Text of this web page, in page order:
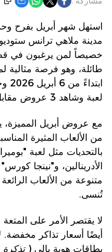
استهل شهر أبريل بفرح
مدينة ملاهي ترانس
خصيصاً لمن يرغبون في
طائلة، وهو فرصة مثالية
لعبة وشاهد 3 عروض مقابل 125 ألف روبية فقط!
مع عروض أبريل المميزة،
من الألعاب المثيرة
بالتحديات مثل لعبة
الأدرينالين، و"نينجا
متنوعة من الألعاب
تُنسى.
لا يقتصر الأمر على
أيضًا أسعار تذاكر مخفضة.
بطاقات هوية بالي (تذكرة